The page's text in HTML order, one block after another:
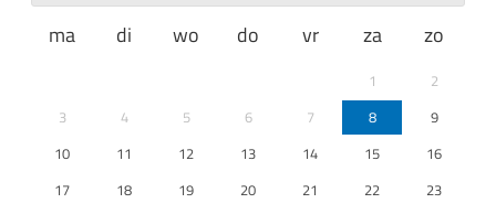
ma di wo do vr za zo
1
2
3
4 5 6 7 8
9
10
11 12 13 14 15
16
17
18 19 20 21 22
23